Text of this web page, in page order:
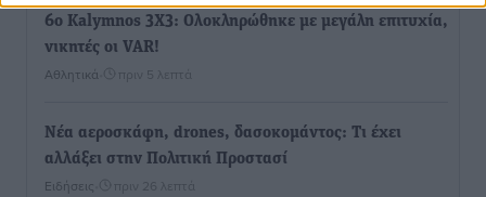
6ο Kalymnos 3X3: Ολοκληρώθηκε με μεγάλη επιτυχία,
νικητές οι VAR!
Αθλητικά πριν 5 λεπτά
Νέα αεροσκάφη, drones, δασοκομάντος: Τι έχει
αλλάξει στην Πολιτική Προστασί
Ειδήσεις πριν 26 λεπτά